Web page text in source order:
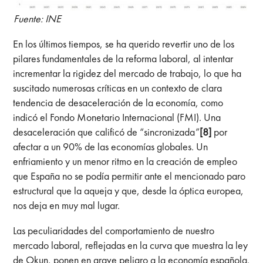
Fuente: INE
En los últimos tiempos, se ha querido revertir uno de los
pilares fundamentales de la reforma laboral, al intentar
incrementar la rigidez del mercado de trabajo, lo que ha
suscitado numerosas críticas en un contexto de clara
tendencia de desaceleración de la economía, como
indicó el Fondo Monetario Internacional (FMI). Una
desaceleración que calificó de “sincronizada”[8] por
afectar a un 90% de las economías globales. Un
enfriamiento y un menor ritmo en la creación de empleo
que España no se podía permitir ante el mencionado paro
estructural que la aqueja y que, desde la óptica europea,
nos deja en muy mal lugar.
Las peculiaridades del comportamiento de nuestro
mercado laboral, reflejadas en la curva que muestra la ley
de Okun, ponen en grave peligro a la economía española.